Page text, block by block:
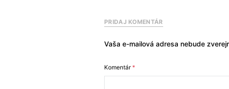
PRIDAJ KOMENTÁR
Vaša e-mailová adresa nebude
Komentár*